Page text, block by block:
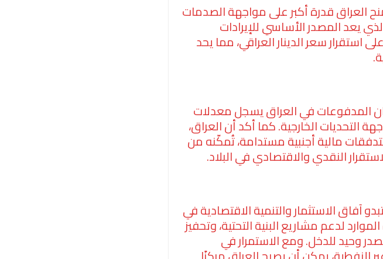
العراق قدرة أكبر على مواجهة الصدمات
يعد المصدر الأساسي للإيرادات
استقرار سعر الدينار العراقي، مما يحد
المدفوعات في العراق يسجل معدلات
التحديات الخارجية. كما أكد أن العراق،
مالية أجنبية مستدامة، تُمكّنه من
النقدي والاقتصادي في البلاد.
آفاق الاستثمار والتنمية الاقتصادية في
لدعم مشاريع البنية التحتية، وتحفيز
وحيد للدخل. ومع الاستمرار في